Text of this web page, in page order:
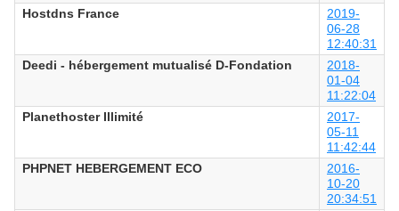
Hostdns France
2019-
06-28
12:40:31
Deedi - hébergement mutualisé D-Fondation
2018-
01-04
11:22:04
Planethoster Illimité
2017-
05-11
11:42:44
PHPNET HEBERGEMENT ECO
2016-
10-20
20:34:51